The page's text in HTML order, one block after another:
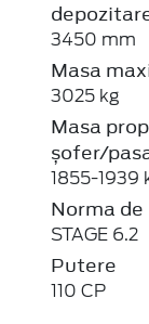
3450 mm
Masa
3025 kg
Masa
șofer/
1855-1939
Norma
STAGE 6.2
Putere
110 CP